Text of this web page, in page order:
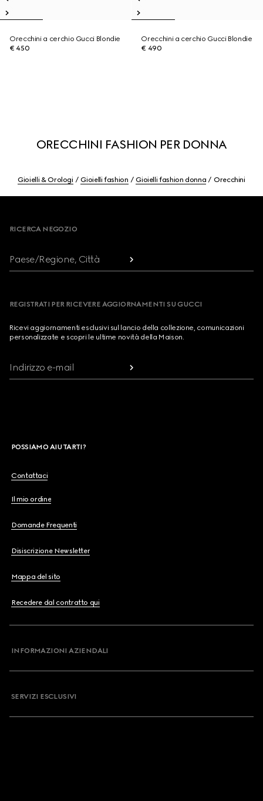
Orecchini a cerchio Gucci Blondie
€ 450
Orecchini a cerchio Gucci Blondie
€ 490
ORECCHINI FASHION PER DONNA
Gioielli & Orologi Gioielli fashion Gioielli fashion donna Orecchini
RICERCA NEGOZIO
Paese/Regione, Città
REGISTRATI PER RICEVERE AGGIORNAMENTI SU GUCCI
Ricevi aggiornamenti esclusivi sul lancio della collezione, comunicazioni
personalizzate e scopri le ultime novità della Maison.
Indirizzo e-mail
POSSIAMO AIUTARTI?
Contattaci
Il mio ordine
Domande Frequenti
Disiscrizione Newsletter
Mappa del sito
Recedere dal contratto qui
INFORMAZIONI AZIENDALI
SERVIZI ESCLUSIVI